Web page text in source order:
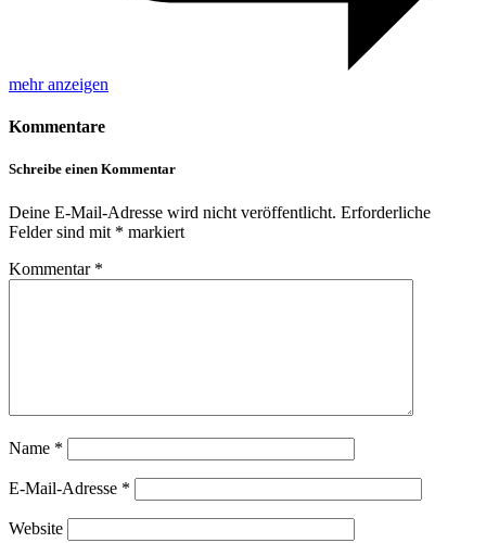
mehr anzeigen
Kommentare
Schreibe einen Kommentar
Deine E-Mail-Adresse wird nicht veröffentlicht. Erforderliche
Felder sind mit * markiert
Kommentar *
Name *
E-Mail-Adresse *
Website